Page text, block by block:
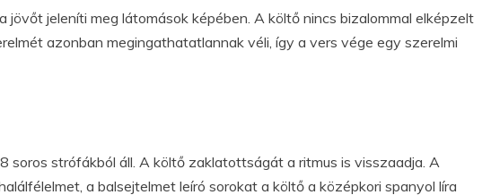
jövőt jeleníti meg látomások képében. A költő nincs bizalommal elképzelt
azonban megingathatatlannak véli, így a vers vége egy szerelmi
soros strófákból áll. A költő zaklatottságát a ritmus is visszaadja. A
a balsejtelmet leíró sorokat a költő a középkori spanyol líra